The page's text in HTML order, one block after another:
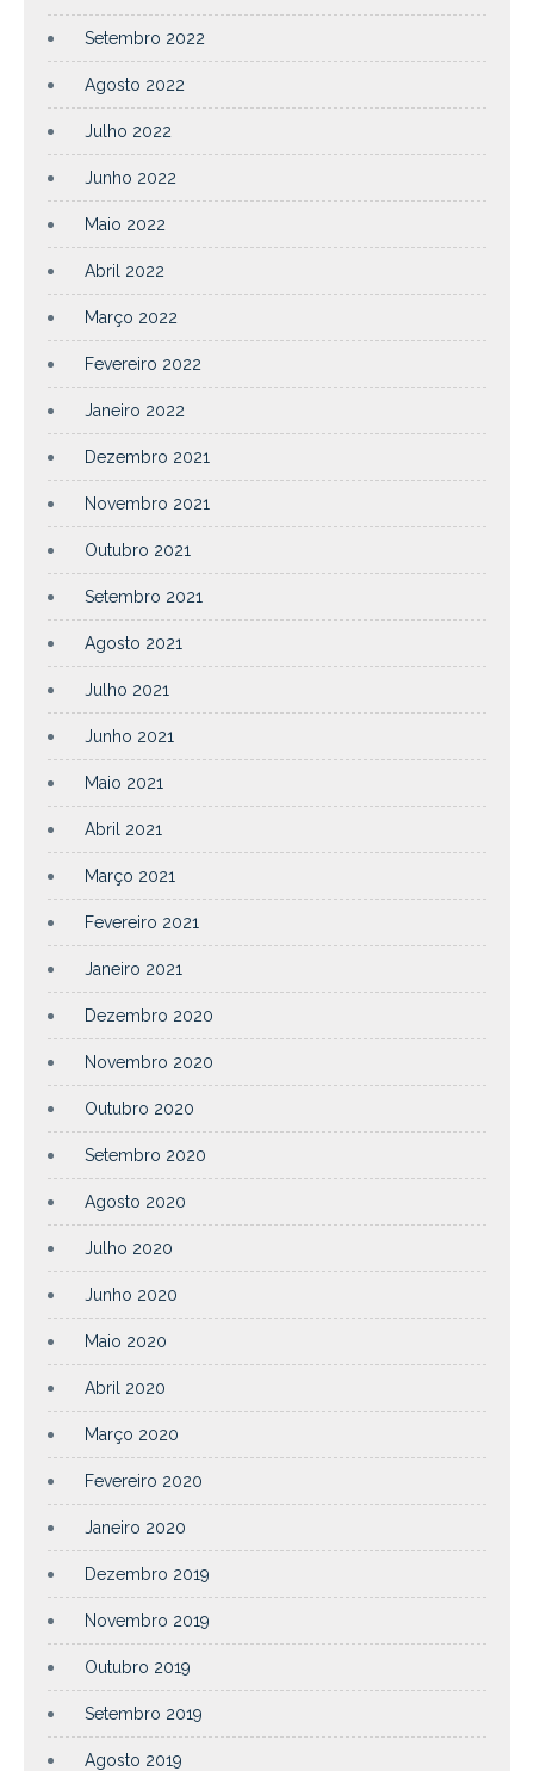
Setembro 2022
Agosto 2022
Julho 2022
Junho 2022
Maio 2022
Abril 2022
Março 2022
Fevereiro 2022
Janeiro 2022
Dezembro 2021
Novembro 2021
Outubro 2021
Setembro 2021
Agosto 2021
Julho 2021
Junho 2021
Maio 2021
Abril 2021
Março 2021
Fevereiro 2021
Janeiro 2021
Dezembro 2020
Novembro 2020
Outubro 2020
Setembro 2020
Agosto 2020
Julho 2020
Junho 2020
Maio 2020
Abril 2020
Março 2020
Fevereiro 2020
Janeiro 2020
Dezembro 2019
Novembro 2019
Outubro 2019
Setembro 2019
Agosto 2019